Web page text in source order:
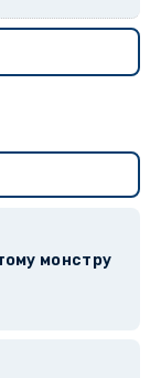
монстру